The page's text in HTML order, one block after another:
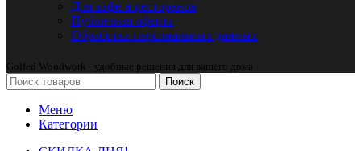
Для кафе и ресторанов
Публичная оферта
Обработка персональных данных
Golfed Woodwork - удобные решения для вашего дома
Поиск
Меню
Категории